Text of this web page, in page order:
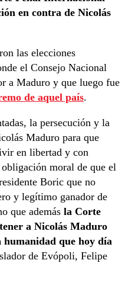
en contra de Nicolás
las elecciones
el Consejo Nacional
a Maduro y que luego fue
de aquel país.
la persecución y la
Maduro para que
en libertad y con
moral de que el
Boric que no
y legítimo ganador de
que además la Corte
a Nicolás Maduro
humanidad que hoy día
de Evópoli, Felipe